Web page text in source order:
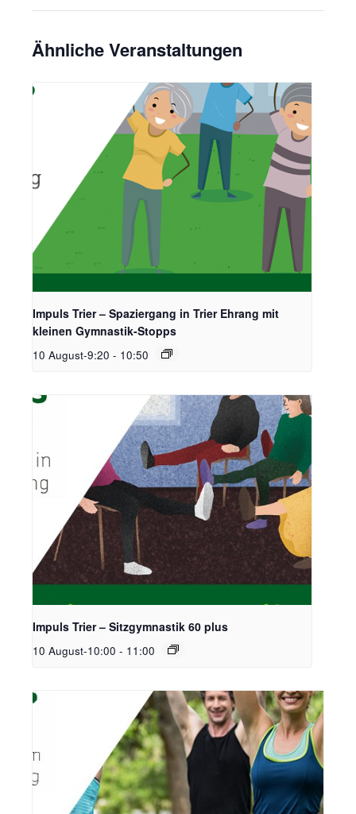
Ähnliche Veranstaltungen
Impuls Trier – Spaziergang in Trier Ehrang mit
kleinen Gymnastik-Stopps
10 August-9:20 - 10:50
Impuls Trier – Sitzgymnastik 60 plus
10 August-10:00 - 11:00